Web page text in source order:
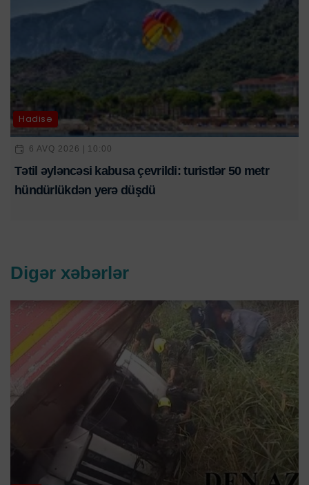
Hadisə
6 AVQ 2026 | 10:00
Tətil əyləncəsi kabusa çevrildi: turistlər 50 metr
hündürlükdən yerə düşdü
Digər xəbərlər